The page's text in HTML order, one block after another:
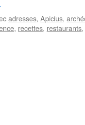
adresses, Apicius,
, recettes, restaurants,